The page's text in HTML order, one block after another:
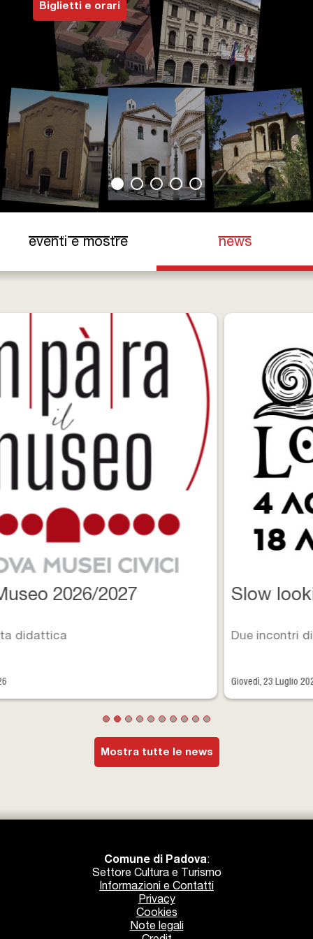
Biglietti e Orari
Facebook
YouTube
Twitter
Instagram
Biglietti e orari
eventi e mostre news(scheda
Slow looking al Museo Eremitani
Due incontri di osservazione lenta
Mostra tutte le news
Comune di Padova:
Settore Cultura e Turismo
Informazioni e Contatti
Privacy
Cookies
Note legali